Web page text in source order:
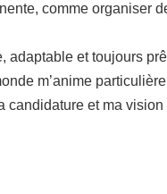
comme organiser
et toujours
m’anime
et ma vision